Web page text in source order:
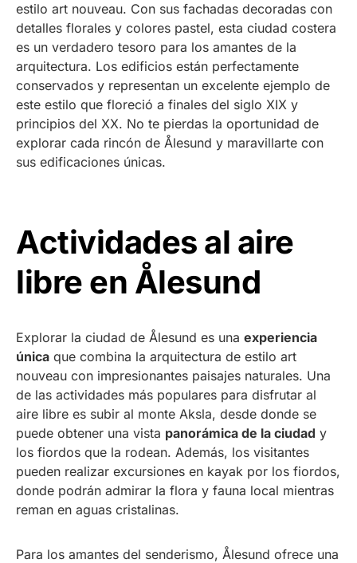
estilo art nouveau. Con sus fachadas decoradas con
detalles florales y colores pastel, esta ciudad costera
es un verdadero tesoro para los amantes de la
arquitectura. Los edificios están perfectamente
conservados y representan un excelente ejemplo de
este estilo que floreció a finales del siglo XIX y
principios del XX. No te pierdas la oportunidad de
explorar cada rincón de Ålesund y maravillarte con
sus edificaciones únicas.
Actividades al aire
libre en Ålesund
Explorar la ciudad de Ålesund es una experiencia
única que combina la arquitectura de estilo art
nouveau con impresionantes paisajes naturales. Una
de las actividades más populares para disfrutar al
aire libre es subir al monte Aksla, desde donde se
puede obtener una vista panorámica de la ciudad y
los fiordos que la rodean. Además, los visitantes
pueden realizar excursiones en kayak por los fiordos,
donde podrán admirar la flora y fauna local mientras
reman en aguas cristalinas.
Para los amantes del senderismo, Ålesund ofrece una